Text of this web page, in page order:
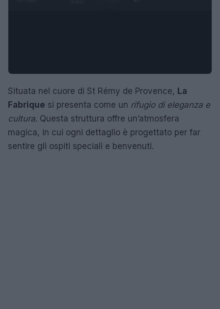
Situata nel cuore di St Rémy de Provence, La
Fabrique si presenta come un rifugio di eleganza e
cultura. Questa struttura offre un’atmosfera
magica, in cui ogni dettaglio è progettato per far
sentire gli ospiti speciali e benvenuti.